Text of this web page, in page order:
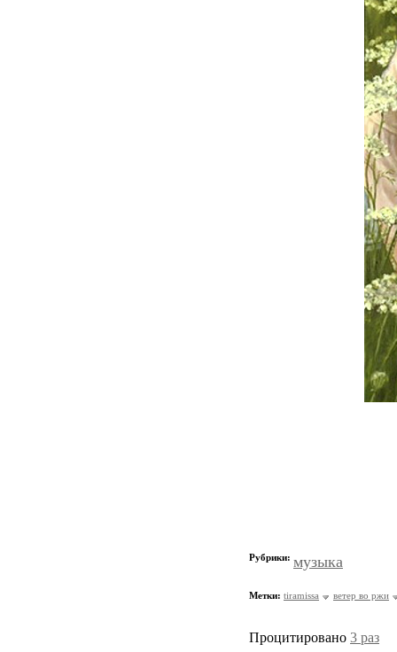
Рубрики: музыка
Метки: tiramissa ветер во ржи
Процитировано 3 раз